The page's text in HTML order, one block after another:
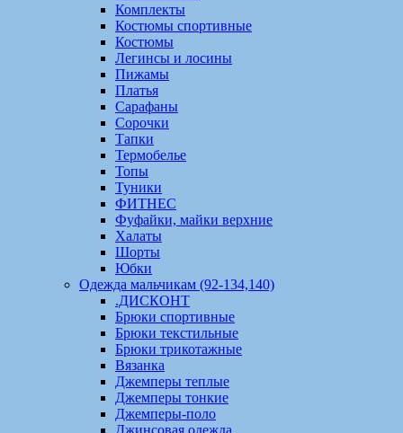
Комплекты
Костюмы спортивные
Костюмы
Легинсы и лосины
Пижамы
Платья
Сарафаны
Сорочки
Тапки
Термобелье
Топы
Туники
ФИТНЕС
Фуфайки, майки верхние
Халаты
Шорты
Юбки
Одежда мальчикам (92-134,140)
.ДИСКОНТ
Брюки спортивные
Брюки текстильные
Брюки трикотажные
Вязанка
Джемперы теплые
Джемперы тонкие
Джемперы-поло
Джинсовая одежда